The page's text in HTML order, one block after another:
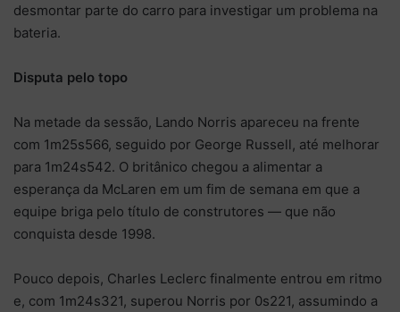
desmontar parte do carro para investigar um problema na
bateria.
Disputa pelo topo
Na metade da sessão, Lando Norris apareceu na frente
com 1m25s566, seguido por George Russell, até melhorar
para 1m24s542. O britânico chegou a alimentar a
esperança da McLaren em um fim de semana em que a
equipe briga pelo título de construtores — que não
conquista desde 1998.
Pouco depois, Charles Leclerc finalmente entrou em ritmo
e, com 1m24s321, superou Norris por 0s221, assumindo a